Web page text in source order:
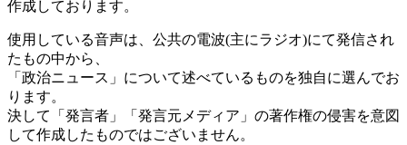
作成しております。
使用している音声は、公共の電波(主にラジオ)にて発信され
たもの中から、
「政治ニュース」について述べているものを独自に選んでお
ります。
決して「発言者」「発言元メディア」の著作権の侵害を意図
して作成したものではございません。